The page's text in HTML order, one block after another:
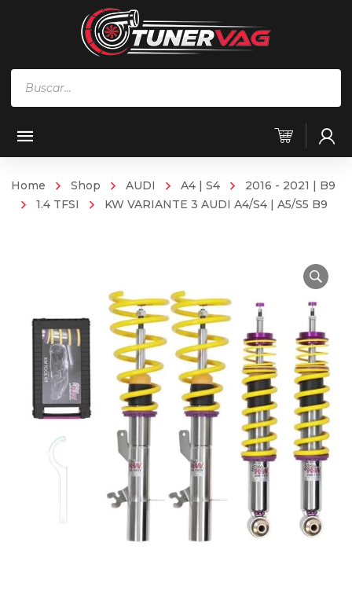
Home Shop AUDI A4 | S4
2016 - 2021 | B9
1.4 TFSI
KW VARIANTE 3 AUDI A4/S4 | A5/S5 B9